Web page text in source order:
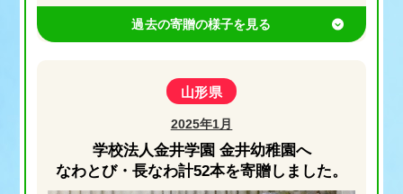
山形県
2025年1月
学校法人金井学園 金井幼稚園へ
なわとび・長なわ計52本を寄贈しました。